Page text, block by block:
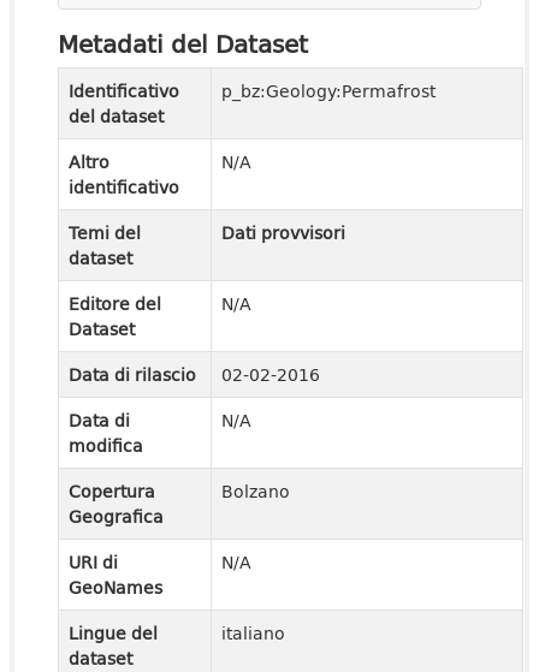
Metadati del Dataset
Identificativo
del dataset
p_bz:Geology:Permafrost
Altro
identificativo
N/A
Temi del
dataset
Dati provvisori
Editore del
Dataset
N/A
Data di rilascio
02-02-2016
Data di
modifica
N/A
Copertura
Geografica
Bolzano
URI di
GeoNames
N/A
Lingue del
dataset
italiano